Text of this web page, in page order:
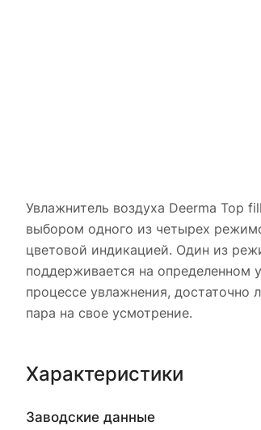
Увлажнитель воздуха Deerma Top
выбором одного из четырех
цветовой индикацией. Один из
поддерживается на определенном
процессе увлажнения,
пара на свое усмотрение.
Характеристики
Заводские данные